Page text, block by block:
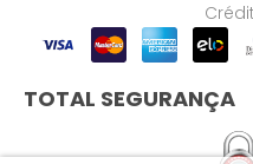
TOTAL SEGURANÇA